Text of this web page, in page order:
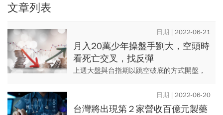
文章列表
2022-06-21
月入20萬少年操盤手劉大，空頭時
看死亡交叉，找反彈
上週大盤與台指期以跳空破底的方式開盤，
2022-06-20
台灣將出現第２家營收百億元製藥